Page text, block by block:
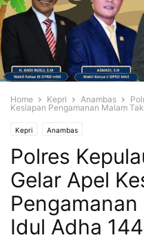
Home Kepri Anambas
Kesiapan Pengamanan Malam
Kepri Anambas
Polres
Gelar Apel
Idul Adha